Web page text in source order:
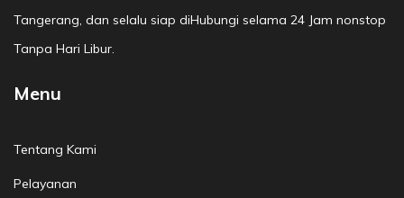
Tangerang, dan selalu siap diHubungi selama 24 Jam nonstop
Tanpa Hari Libur.
Menu
Tentang Kami
Pelayanan